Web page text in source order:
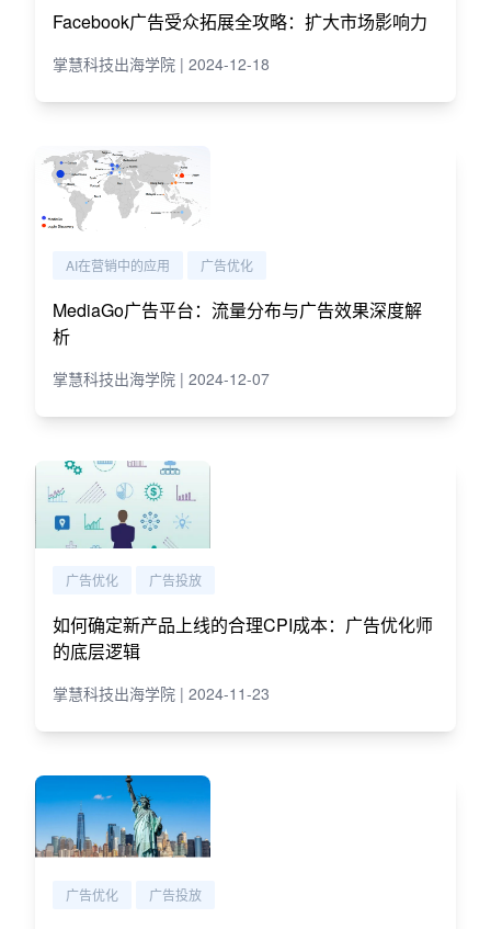
Facebook广告受众拓展全攻略：扩大市场影响力
掌慧科技出海学院 | 2024-12-18
AI在营销中的应用 广告优化
MediaGo广告平台：流量分布与广告效果深度解
析
掌慧科技出海学院 | 2024-12-07
广告优化 广告投放
如何确定新产品上线的合理CPI成本：广告优化师
的底层逻辑
掌慧科技出海学院 | 2024-11-23
广告优化 广告投放